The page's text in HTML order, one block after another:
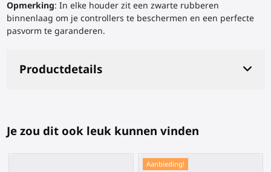
Opmerking: In elke houder zit een zwarte rubberen
binnenlaag om je controllers te beschermen en een perfecte
pasvorm te garanderen.
Productdetails
Je zou dit ook leuk kunnen vinden
Aanbieding!